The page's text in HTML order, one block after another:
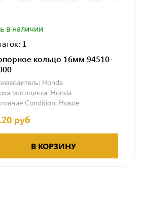
в наличии
1
кольцо 16мм 94510-
Honda
мотоцикла: Honda
Condition: Новое
руб
В КОРЗИНУ